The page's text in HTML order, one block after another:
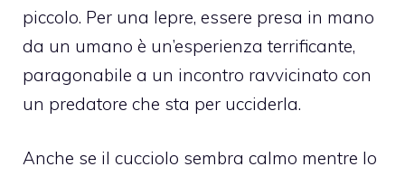
piccolo. Per una lepre, essere presa in mano
da un umano è un’esperienza terrificante,
paragonabile a un incontro ravvicinato con
un predatore che sta per ucciderla.
Anche se il cucciolo sembra calmo mentre lo